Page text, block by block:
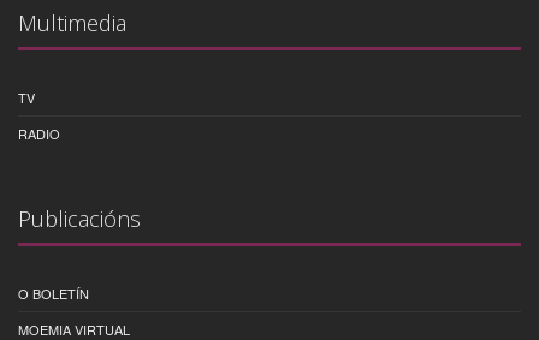
Multimedia
TV
RADIO
Publicacións
O BOLETÍN
MOEMIA VIRTUAL